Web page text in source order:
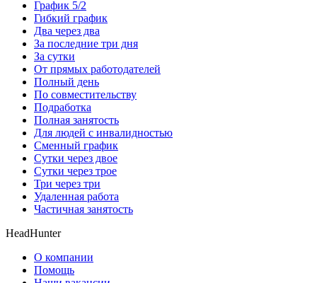
График 5/2
Гибкий график
Два через два
За последние три дня
За сутки
От прямых работодателей
Полный день
По совместительству
Подработка
Полная занятость
Для людей с инвалидностью
Сменный график
Сутки через двое
Сутки через трое
Три через три
Удаленная работа
Частичная занятость
HeadHunter
О компании
Помощь